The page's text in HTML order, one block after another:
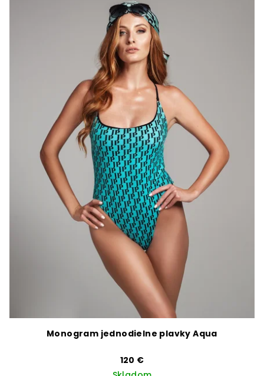
hviezdičiek.
Monogram jednodielne plavky Aqua
120 €